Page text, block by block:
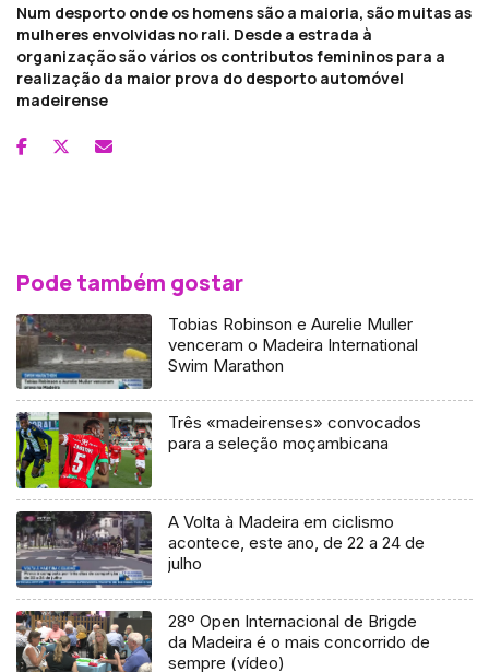
Num desporto onde os homens são a maioria, são muitas as
mulheres envolvidas no rali. Desde a estrada à
organização são vários os contributos femininos para a
realização da maior prova do desporto automóvel
madeirense
Pode também gostar
Tobias Robinson e Aurelie Muller
venceram o Madeira International
Swim Marathon
Três «madeirenses» convocados
para a seleção moçambicana
A Volta à Madeira em ciclismo
acontece, este ano, de 22 a 24 de
julho
28º Open Internacional de Brigde
da Madeira é o mais concorrido de
sempre (vídeo)